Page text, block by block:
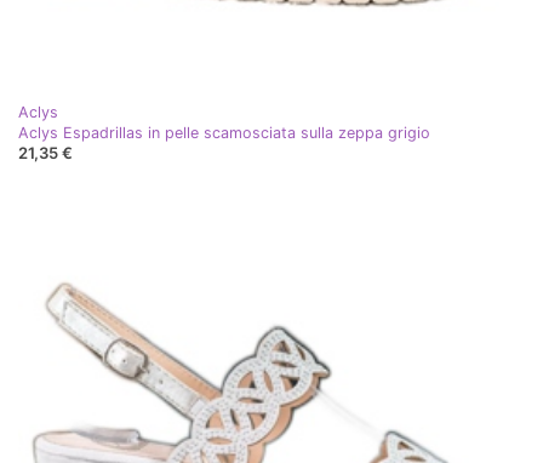
Aclys
Aclys Espadrillas in pelle scamosciata sulla zeppa grigio
21,35 €